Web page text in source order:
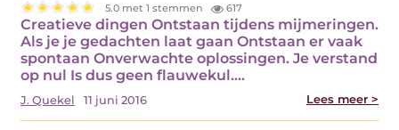
5.0 met 1 stemmen 617
Creatieve dingen Ontstaan tijdens mijmeringen.
Als je je gedachten laat gaan Ontstaan er vaak
spontaan Onverwachte oplossingen. Je verstand
op nul Is dus geen flauwekul.…
J. Quekel 11 juni 2016 Lees meer >